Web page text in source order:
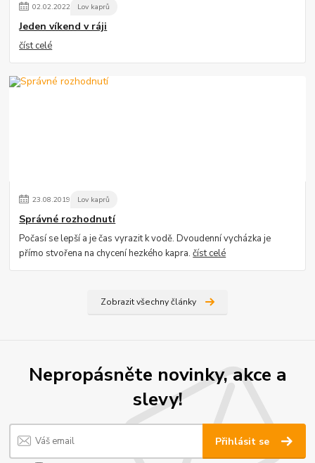
02.02.2022 Lov kaprů
Jeden víkend v ráji
číst celé
23.08.2019 Lov kaprů
Správné rozhodnutí
Počasí se lepší a je čas vyrazit k vodě. Dvoudenní vycházka je
přímo stvořena na chycení hezkého kapra.číst celé
Zobrazit všechny články
Nepropásněte novinky, akce a
slevy!
Přihlásit se